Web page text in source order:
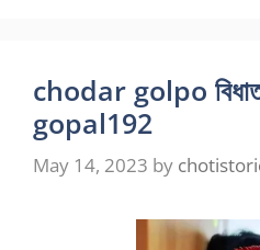
chodar golpo
gopal192
May 14, 2023 by